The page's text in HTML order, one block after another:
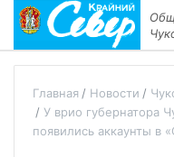
Главная Новости
У врио губернатора
появились аккаунты в